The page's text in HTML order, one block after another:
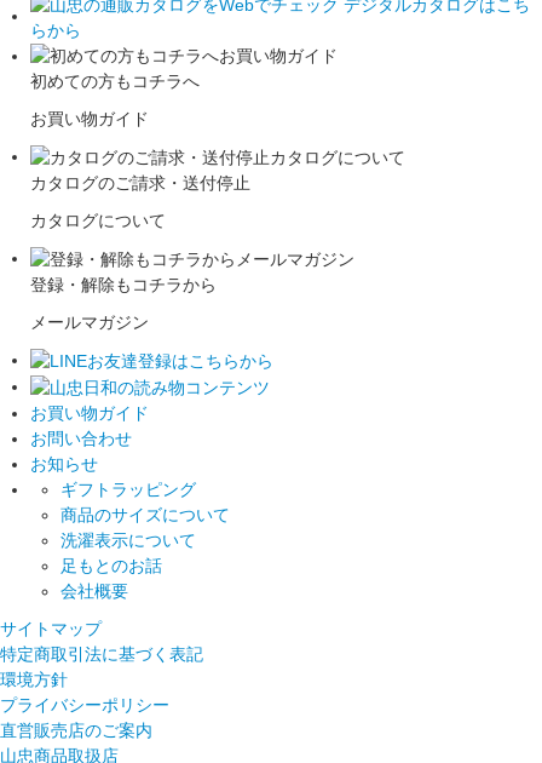
初めての方もコチラへ
お買い物ガイド
カタログのご請求・送付停止
カタログについて
登録・解除もコチラから
メールマガジン
お買い物ガイド
お問い合わせ
お知らせ
ギフトラッピング
商品のサイズについて
洗濯表示について
足もとのお話
会社概要
サイトマップ
特定商取引法に基づく表記
環境方針
プライバシーポリシー
直営販売店のご案内
山忠商品取扱店